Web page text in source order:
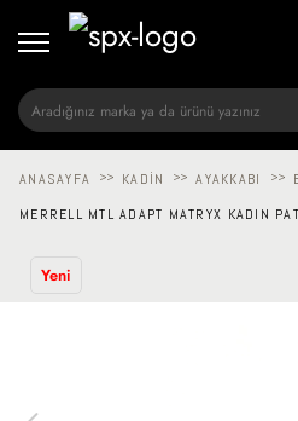
ANASAYFA >> KADIN >> AYAKKABI >>
MERRELL MTL ADAPT MATRYX KADIN
Yeni